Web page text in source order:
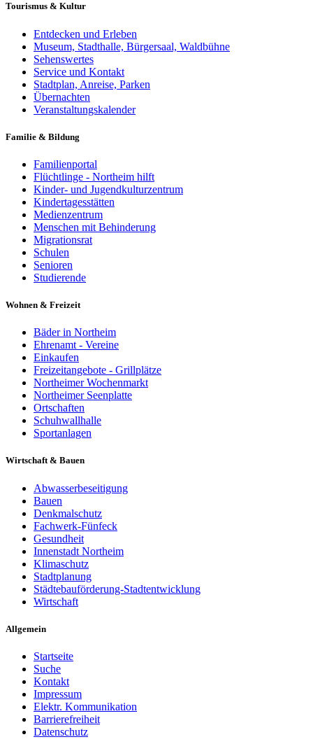
Tourismus & Kultur
Entdecken und Erleben
Museum, Stadthalle, Bürgersaal, Waldbühne
Sehenswertes
Service und Kontakt
Stadtplan, Anreise, Parken
Übernachten
Veranstaltungskalender
Familie & Bildung
Familienportal
Flüchtlinge - Northeim hilft
Kinder- und Jugendkulturzentrum
Kindertagesstätten
Medienzentrum
Menschen mit Behinderung
Migrationsrat
Schulen
Senioren
Studierende
Wohnen & Freizeit
Bäder in Northeim
Ehrenamt - Vereine
Einkaufen
Freizeitangebote - Grillplätze
Northeimer Wochenmarkt
Northeimer Seenplatte
Ortschaften
Schuhwallhalle
Sportanlagen
Wirtschaft & Bauen
Abwasserbeseitigung
Bauen
Denkmalschutz
Fachwerk-Fünfeck
Gesundheit
Innenstadt Northeim
Klimaschutz
Stadtplanung
Städtebauförderung-Stadtentwicklung
Wirtschaft
Allgemein
Startseite
Suche
Kontakt
Impressum
Elektr. Kommunikation
Barrierefreiheit
Datenschutz